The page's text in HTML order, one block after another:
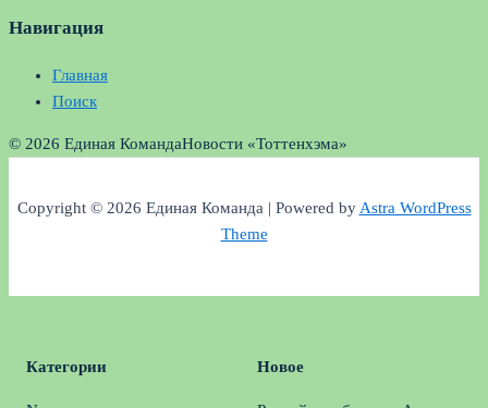
Навигация
Главная
Поиск
© 2026 Единая КомандаНовости «Тоттенхэма»
Copyright © 2026 Единая Команда | Powered byAstra WordPress
Theme
Категории Новое